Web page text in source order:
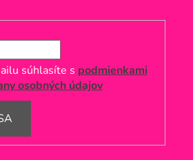
súhlasíte s podmienkami
osobných údajov